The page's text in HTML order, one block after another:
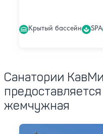
Крытый бассейн SPA
Санатории
жемчужная
Санаторий Виктория